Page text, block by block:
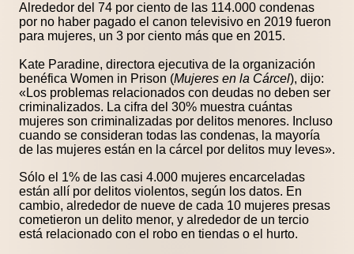
Alrededor del 74 por ciento de las 114.000 condenas
por no haber pagado el canon televisivo en 2019 fueron
para mujeres, un 3 por ciento más que en 2015.
Kate Paradine, directora ejecutiva de la organización
benéfica Women in Prison (Mujeres en la Cárcel), dijo:
«Los problemas relacionados con deudas no deben ser
criminalizados. La cifra del 30% muestra cuántas
mujeres son criminalizadas por delitos menores. Incluso
cuando se consideran todas las condenas, la mayoría
de las mujeres están en la cárcel por delitos muy leves».
Sólo el 1% de las casi 4.000 mujeres encarceladas
están allí por delitos violentos, según los datos. En
cambio, alrededor de nueve de cada 10 mujeres presas
cometieron un delito menor, y alrededor de un tercio
está relacionado con el robo en tiendas o el hurto.